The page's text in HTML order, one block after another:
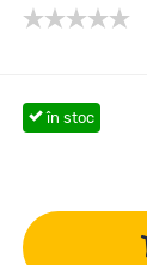
în stoc